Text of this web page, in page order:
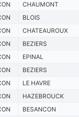
CHAUMONT
BLOIS
CHATEAUROUX
BEZIERS
EPINAL
BEZIERS
LE HAVRE
HAZEBROUCK
BESANCON